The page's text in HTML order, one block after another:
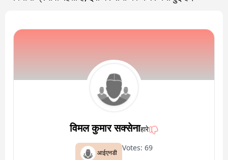
विमल कुमार सक्सेनाहारे
आईएनडी
Votes: 69